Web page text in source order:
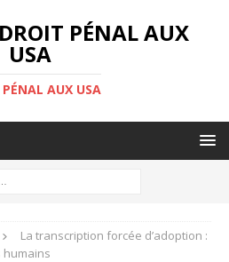
PÉNAL AUX
USA
AUX USA
La transcription forcée d’adoption :
humains